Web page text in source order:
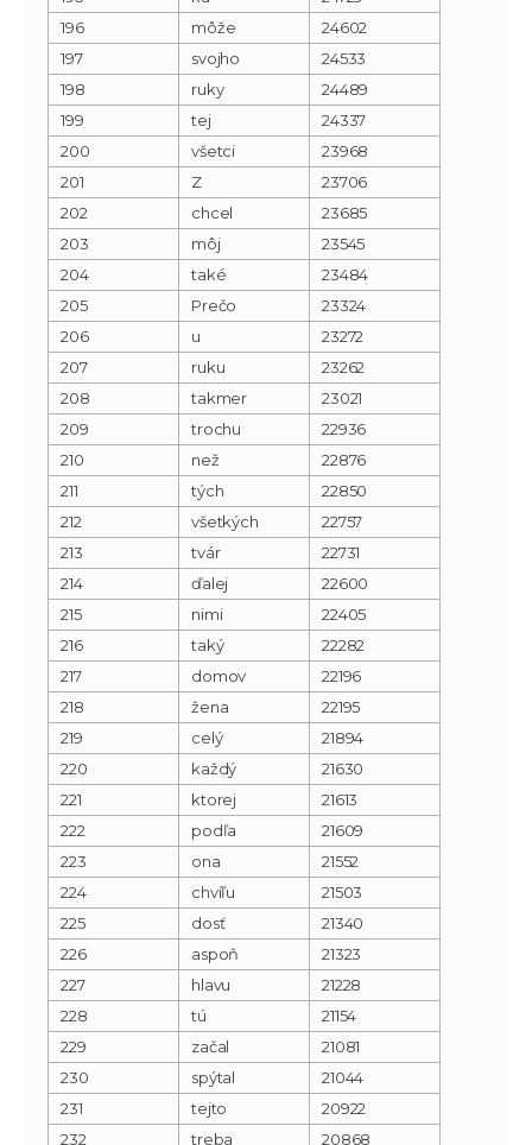
196
môže
24602
197
svojho
24533
198
ruky
24489
199
tej
24337
200
všetci
23968
201
Z
23706
202
chcel
23685
203
môj
23545
204
také
23484
205
Prečo
23324
206
u
23272
207
ruku
23262
208
takmer
23021
209
trochu
22936
210
než
22876
211
tých
22850
212
všetkých
22757
213
tvár
22731
214
ďalej
22600
215
nimi
22405
216
taký
22282
217
domov
22196
218
žena
22195
219
celý
21894
220
každý
21630
221
ktorej
21613
222
podľa
21609
223
ona
21552
224
chvíľu
21503
225
dosť
21340
226
aspoň
21323
227
hlavu
21228
228
tú
21154
229
začal
21081
230
spýtal
21044
231
tejto
20922
232
treba
20868